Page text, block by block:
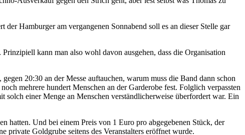
Hamburger am vergangenen Sonnabend soll es an dieser Stelle gar
kann man also wohl davon ausgehen, dass die Organisation
20:30 an der Messe auftauchen, warum muss die Band dann schon
mehrere hundert Menschen an der Garderobe fest. Folglich verpassten
solch einer Menge an Menschen verständlicherweise überfordert war. Ein
hatten. Und bei einem Preis von 1 Euro pro abgegebenen Stück, der
private Goldgrube seitens des Veranstalters eröffnet wurde.